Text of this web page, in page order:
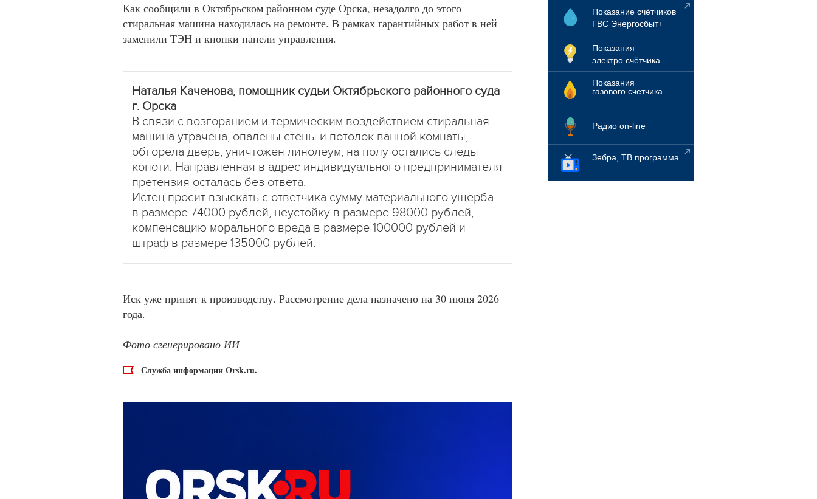
Показание счётчиков
ГВС Энергосбыт+
Показания
электро счётчика
Показания
газового счетчика
Радио on-line
Зебра, ТВ программа
Как сообщили в Октябрьском районном суде Орска, незадолго до этого
стиральная машина находилась на ремонте. В рамках гарантийных работ в ней
заменили ТЭН и кнопки панели управления.
Наталья Каченова, помощник судьи Октябрьского районного суда
г. Орска
В связи с возгоранием и термическим воздействием стиральная
машина утрачена, опалены стены и потолок ванной комнаты,
обгорела дверь, уничтожен линолеум, на полу остались следы
копоти. Направленная в адрес индивидуального предпринимателя
претензия осталась без ответа.
Истец просит взыскать с ответчика сумму материального ущерба
в размере 74000 рублей, неустойку в размере 98000 рублей,
компенсацию морального вреда в размере 100000 рублей и
штраф в размере 135000 рублей.
Иск уже принят к производству. Рассмотрение дела назначено на 30 июня 2026
года.
Фото сгенерировано ИИ
Служба информации Orsk.ru.